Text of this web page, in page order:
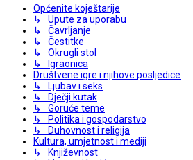
Općenite koještarije
↳ Upute za uporabu
↳ Čavrljanje
↳ Čestitke
↳ Okrugli stol
↳ Igraonica
Društvene igre i njihove posljedice
↳ Ljubav i seks
↳ Dječji kutak
↳ Goruće teme
↳ Politika i gospodarstvo
↳ Duhovnost i religija
Kultura, umjetnost i mediji
↳ Književnost